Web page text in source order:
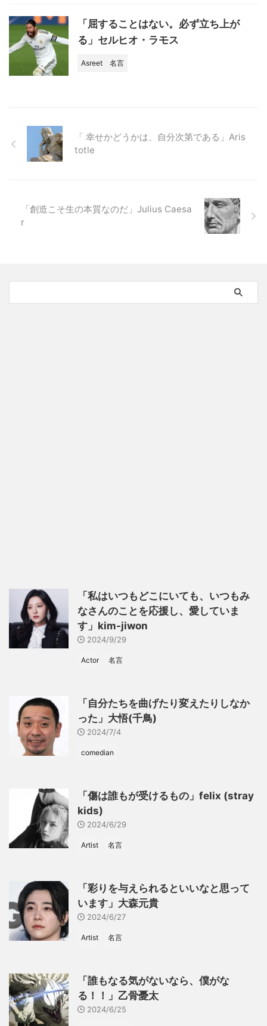
「屈することはない。必ず立ち上が
る」セルヒオ・ラモス
Asreet 名言
「 幸せかどうかは、自分次第である」Aris
totle
「創造こそ生の本質なのだ」Julius Caesa
r
「私はいつもどこにいても、いつもみ
なさんのことを応援し、愛していま
す」kim-jiwon
2024/9/29
Actor 名言
「自分たちを曲げたり変えたりしなか
った」大悟(千鳥)
2024/7/4
comedian
「傷は誰もが受けるもの」felix (stray
kids)
2024/6/29
Artist 名言
「彩りを与えられるといいなと思って
います」大森元貴
2024/6/27
Artist 名言
「誰もなる気がないなら、僕がな
る！！」乙骨憂太
2024/6/25